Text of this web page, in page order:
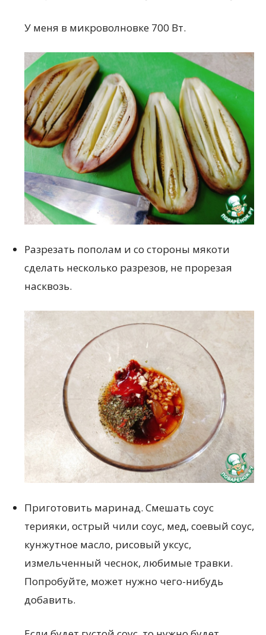
У меня в микроволновке 700 Вт.
Разрезать пополам и со стороны мякоти
сделать несколько разрезов, не прорезая
насквозь.
Приготовить маринад. Смешать соус
терияки, острый чили соус, мед, соевый соус,
кунжутное масло, рисовый уксус,
измельченный чеснок, любимые травки.
Попробуйте, может нужно чего-нибудь
добавить.